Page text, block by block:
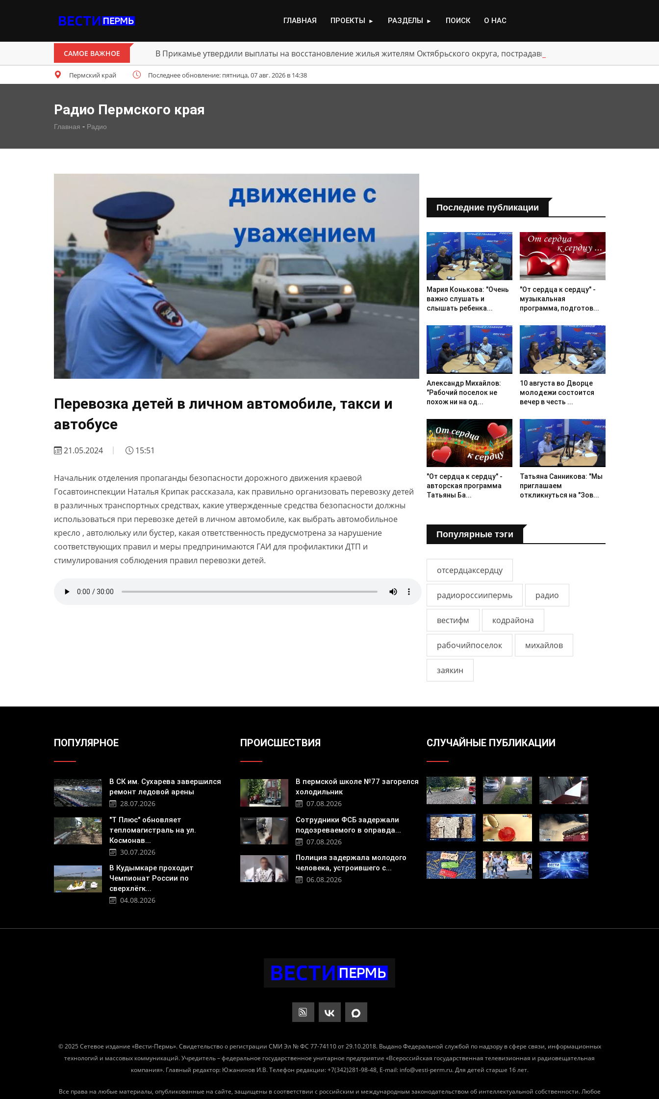
ГЛАВНАЯ ПРОЕКТЫ ► РАЗДЕЛЫ ► ПОИСК О НАС
САМОЕ ВАЖНОЕ В Прикамье утвердили выплаты на восстановление жилья жителям Октябрьского округа, пострадавшим от паводка
Пермский край Последнее обновление: пятница, 07 авг. 2026 в 14:38
Радио Пермского края
Главная - Радио
Перевозка детей в личном автомобиле, такси и
автобусе
21.05.2024 15:51
Начальник отделения пропаганды безопасности дорожного движения краевой
Госавтоинспекции Наталья Крипак рассказала, как правильно организовать перевозку детей
в различных транспортных средствах, какие утвержденные средства безопасности должны
использоваться при перевозке детей в личном автомобиле, как выбрать автомобильное
кресло , автолюльку или бустер, какая ответственность предусмотрена за нарушение
соответствующих правил и меры предпринимаются ГАИ для профилактики ДТП и
стимулирования соблюдения правил перевозки детей.
Последние публикации
Мария Конькова: "Очень
важно слушать и
слышать ребенка...
"От сердца к сердцу" -
музыкальная
программа, подготов...
Александр Михайлов:
"Рабочий поселок не
похож ни на од...
10 августа во Дворце
молодежи состоится
вечер в честь ...
"От сердца к сердцу" -
авторская программа
Татьяны Ба...
Татьяна Санникова: "Мы
приглашаем
откликнуться на "Зов...
Популярные тэги
отсердцаксердцу
радиороссиипермь радио
вестифм кодрайона
рабочийпоселок михайлов
заякин
ПОПУЛЯРНОЕ
В СК им. Сухарева завершился
ремонт ледовой арены
28.07.2026
"Т Плюс" обновляет
тепломагистраль на ул.
Космонав...
30.07.2026
В Кудымкаре проходит
Чемпионат России по
сверхлёгк...
04.08.2026
ПРОИСШЕСТВИЯ
В пермской школе №77 загорелся
холодильник
07.08.2026
Сотрудники ФСБ задержали
подозреваемого в оправда...
07.08.2026
Полиция задержала молодого
человека, устроившего с...
06.08.2026
СЛУЧАЙНЫЕ ПУБЛИКАЦИИ
© 2025 Сетевое издание «Вести-Пермь». Свидетельство о регистрации СМИ Эл № ФС 77-74110 от 29.10.2018. Выдано Федеральной службой по надзору в сфере связи, информационных
технологий и массовых коммуникаций. Учредитель – федеральное государственное унитарное предприятие «Всероссийская государственная телевизионная и радиовещательная
компания». Главный редактор: Южанинов И.В. Телефон редакции: +7(342)281-98-48, E-mail: info@vesti-perm.ru. Для детей старше 16 лет.
Все права на любые материалы, опубликованные на сайте, защищены в соответствии с российским и международным законодательством об интеллектуальной собственности. Любое